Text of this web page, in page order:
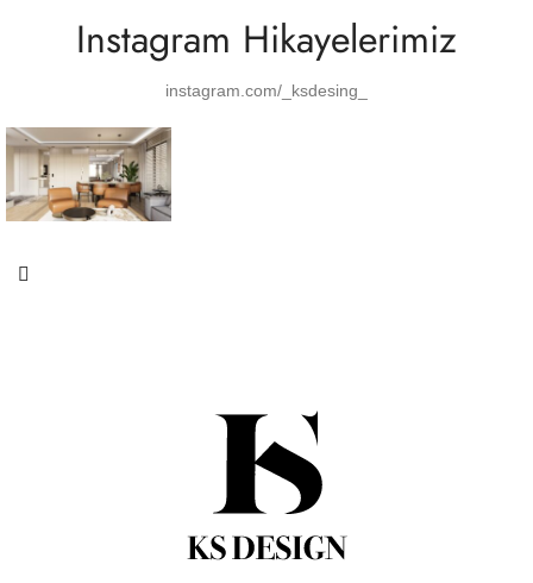
Instagram Hikayelerimiz
instagram.com/_ksdesing_